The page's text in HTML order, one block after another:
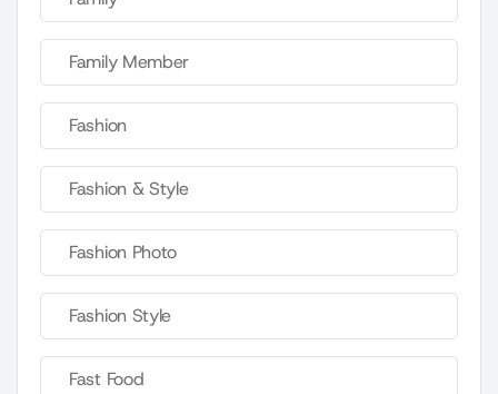
Family Member
Fashion
Fashion & Style
Fashion Photo
Fashion Style
Fast Food